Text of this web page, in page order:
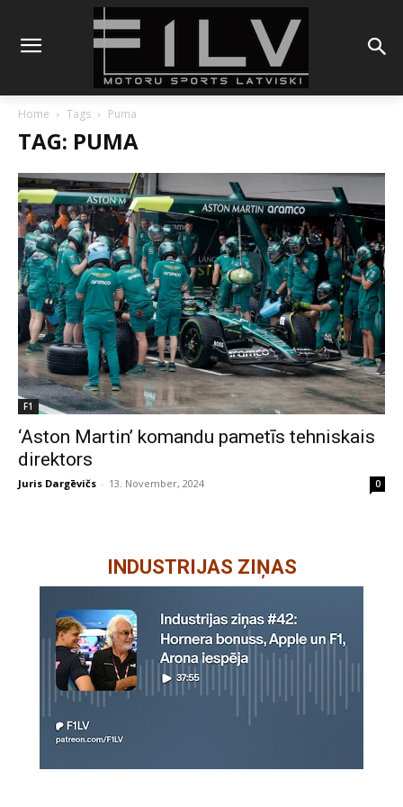
Home Tags Puma
TAG: PUMA
F1
‘Aston Martin’ komandu pametīs tehniskais
direktors
Juris Dargēvičs - 13. November, 2024 0
INDUSTRIJAS ZIŅAS